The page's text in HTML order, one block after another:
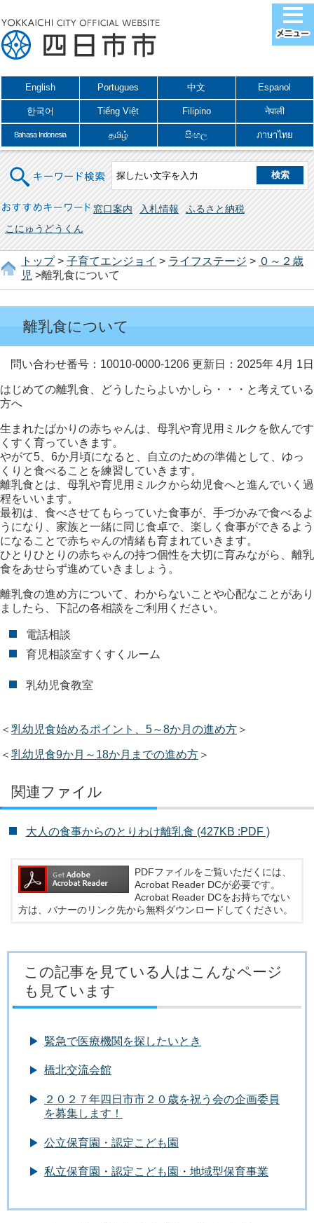
English Portugues 中文 Espanol
한국어 Tiếng Việt Filipino नेपाली
Bahasa Indonesia தமிழ் සිංහල ภาษาไทย
キーワード検索
おすすめキーワード 窓口案内 入札情報
ふるさと納税
こにゅうどうくん
トップ> 子育てエンジョイ > ライフステージ > ０～２歳
児 >離乳食について
離乳食について
問い合わせ番号：10010-0000-1206 更新日：2025年 4月 1日
はじめての離乳食、どうしたらよいかしら・・・と考えている
方へ
生まれたばかりの赤ちゃんは、母乳や育児用ミルクを飲んです
くすく育っていきます。
やがて5、6か月頃になると、自立のための準備として、ゆっ
くりと食べることを練習していきます。
離乳食とは、母乳や育児用ミルクから幼児食へと進んでいく過
程をいいます。
最初は、食べさせてもらっていた食事が、手づかみで食べるよ
うになり、家族と一緒に同じ食卓で、楽しく食事ができるよう
になることで赤ちゃんの情緒も育まれていきます。
ひとりひとりの赤ちゃんの持つ個性を大切に育みながら、離乳
食をあせらず進めていきましょう。
離乳食の進め方について、わからないことや心配なことがあり
ましたら、下記の各相談をご利用ください。
電話相談
育児相談室すくすくルーム
乳幼児食教室
＜ 乳幼児食始めるポイント、5～8か月の進め方 ＞
＜ 乳幼児食9か月～18か月までの進め方 ＞
関連ファイル
大人の食事からのとりわけ離乳食 (427KB :PDF )
PDFファイルをご覧いただくには、
Acrobat Reader DCが必要です。
Acrobat Reader DCをお持ちでない
方は、バナーのリンク先から無料ダウンロードしてください。
この記事を見ている人はこんなページ
も見ています
緊急で医療機関を探したいとき
橋北交流会館
２０２７年四日市市２０歳を祝う会の企画委員
を募集します！
公立保育園・認定こども園
私立保育園・認定こども園・地域型保育事業